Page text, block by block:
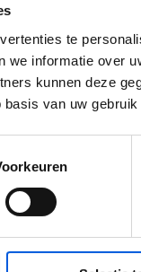
te
we informatie over
kunnen deze
van uw
team.
je de regie
maar kent ook